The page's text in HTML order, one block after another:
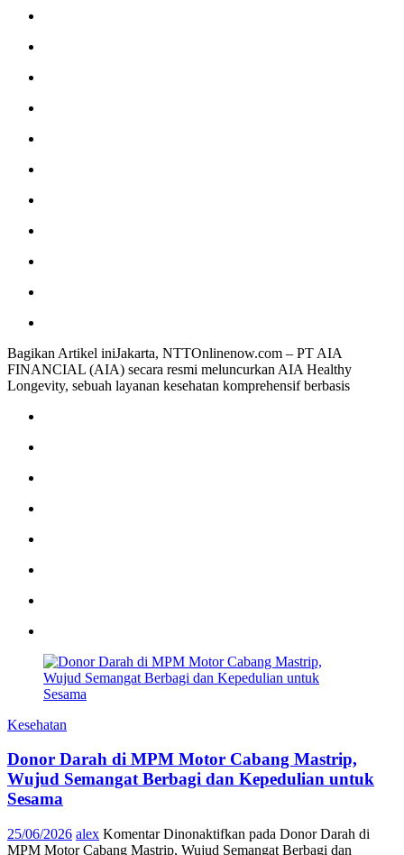
Bagikan Artikel iniJakarta, NTTOnlinenow.com – PT AIA
FINANCIAL (AIA) secara resmi meluncurkan AIA Healthy
Longevity, sebuah layanan kesehatan komprehensif berbasis
Kesehatan
Donor Darah di MPM Motor Cabang Mastrip,
Wujud Semangat Berbagi dan Kepedulian untuk
Sesama
25/06/2026 alex Komentar Dinonaktifkan pada Donor Darah di
MPM Motor Cabang Mastrip, Wujud Semangat Berbagi dan